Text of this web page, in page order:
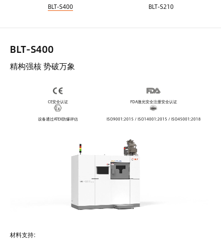
BLT-S400 BLT-S210
BLT-S400
精构强核 势破万象
CE安全认证 FDA激光安全注册安全认证
设备通过ATEX防爆评估 ISO9001:2015 / ISO14001:2015 / ISO45001:2018
材料支持: